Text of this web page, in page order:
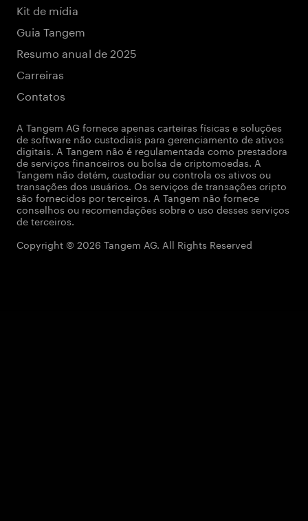
Kit de mídia
Guia Tangem
Resumo anual de 2025
Carreiras
Contatos
A Tangem AG fornece apenas carteiras físicas e soluções
de software não custodiais para gerenciamento de ativos
digitais. A Tangem não é regulamentada como prestadora
de serviços financeiros ou bolsa de criptomoedas. A
Tangem não detém, custodiar ou controla os ativos ou
transações dos usuários. Os serviços de transações cripto
são fornecidos por terceiros. A Tangem não fornece
conselhos ou recomendações sobre o uso desses serviços
de terceiros.